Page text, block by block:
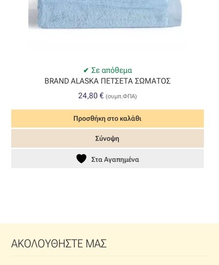
Σε απόθεμα
BRAND ALASKA ΠΕΤΣΕΤΑ ΣΩΜΑΤΟΣ
24,80 € (συμπ.ΦΠΑ)
Προσθήκη στο καλάθι
Σύνοψη
Στα Αγαπημένα
ΑΚΟΛΟΥΘΗΣΤΕ ΜΑΣ